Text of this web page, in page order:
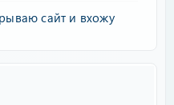
сайт и вхожу